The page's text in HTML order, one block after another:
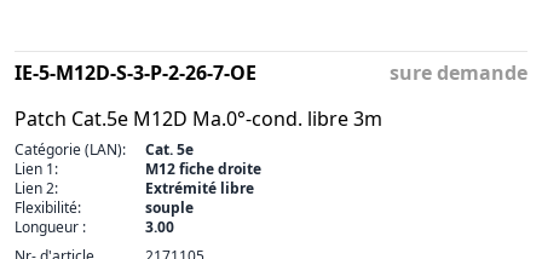
IE-5-M12D-S-3-P-2-26-7-OE
Patch Cat.5e M12D Ma.0°-cond. libre 3m
sure demande
Catégorie (LAN):
Cat. 5e
Lien 1:
M12 fiche droite
Lien 2:
Extrémité libre
Flexibilité:
souple
Longueur :
3.00